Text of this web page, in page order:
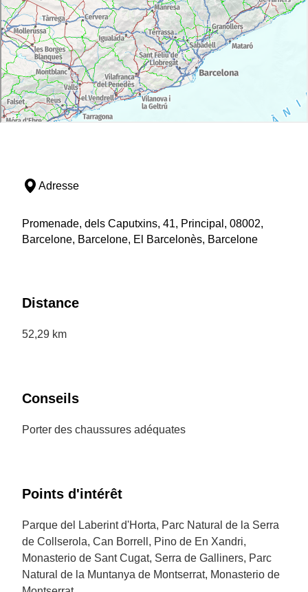
Adresse
Promenade, dels Caputxins, 41, Principal, 08002,
Barcelone, Barcelone, El Barcelonès, Barcelone
Distance
52,29 km
Conseils
Porter des chaussures adéquates
Points d'intérêt
Parque del Laberint d'Horta, Parc Natural de la Serra
de Collserola, Can Borrell, Pino de En Xandri,
Monasterio de Sant Cugat, Serra de Galliners, Parc
Natural de la Muntanya de Montserrat, Monasterio de